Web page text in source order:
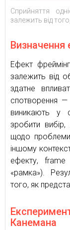
Сприйняття
залежить від
Визначення
Ефект
залежить від
здатне
спотворення —
виникають у
зробити
щодо
іншому
ефекту, frame
«рамка»).
того, як
Канемана